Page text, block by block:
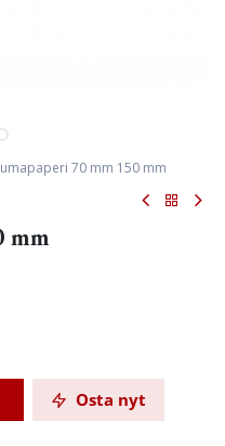
70 mm 150 mm
mm
Osta nyt